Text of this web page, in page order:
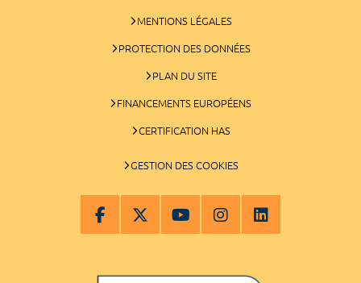
MENTIONS LÉGALES
PROTECTION DES DONNÉES
PLAN DU SITE
FINANCEMENTS EUROPÉENS
CERTIFICATION HAS
GESTION DES COOKIES